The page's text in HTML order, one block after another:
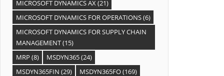
MICROSOFT DYNAMICS AX(21)
MICROSOFT DYNAMICS FOR OPERATIONS(6)
MICROSOFT DYNAMICS FOR SUPPLY CHAIN
MANAGEMENT(15)
MRP (8) MSDYN365(24)
MSDYN365FIN (29) MSDYN365FO(169)